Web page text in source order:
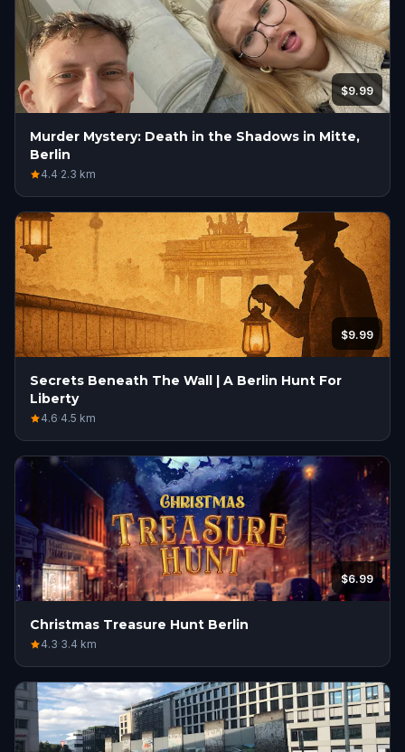
$9.99
Murder Mystery: Death in the Shadows in Mitte,
Berlin
4.4·2.3 km
$9.99
Secrets Beneath The Wall | A Berlin Hunt For
Liberty
4.6·4.5 km
$6.99
Christmas Treasure Hunt Berlin
4.3·3.4 km